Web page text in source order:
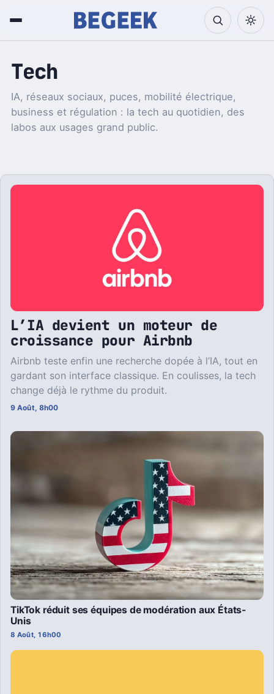
Tech
IA, réseaux sociaux, puces, mobilité électrique,
business et régulation : la tech au quotidien, des
labos aux usages grand public.
L’IA devient un moteur de
croissance pour Airbnb
Airbnb teste enfin une recherche dopée à l’IA, tout en
gardant son interface classique. En coulisses, la tech
change déjà le rythme du produit.
9 Août, 8h00
TikTok réduit ses équipes de modération aux États-
Unis
8 Août, 16h00